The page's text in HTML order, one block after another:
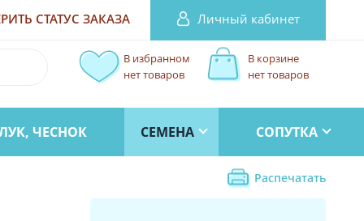
СТАТУС ЗАКАЗА Личный кабинет
В корзине
нет товаров
В избранном
нет товаров
ЧЕСНОК СЕМЕНА СОПУТКА
Распечатать